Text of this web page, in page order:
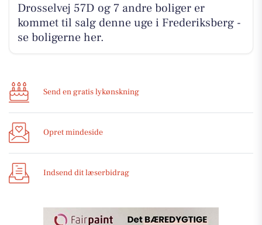
Drosselvej 57D og 7 andre boliger er
kommet til salg denne uge i Frederiksberg -
se boligerne her.
Send en gratis lykønskning
Opret mindeside
Indsend dit læserbidrag